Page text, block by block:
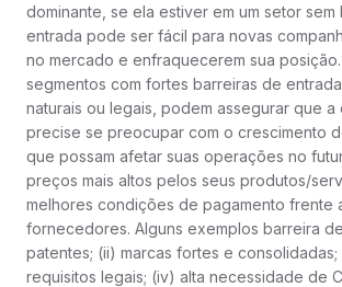
dominante, se ela estiver em um setor sem
entrada pode ser fácil para novas
no mercado e enfraquecerem sua
segmentos com fortes barreiras de
naturais ou legais, podem assegurar que a
precise se preocupar com o crescimento
que possam afetar suas operações no
preços mais altos pelos seus produtos/
melhores condições de pagamento frente
fornecedores. Alguns exemplos barreira
patentes; (ii) marcas fortes e
requisitos legais; (iv) alta necessidade de